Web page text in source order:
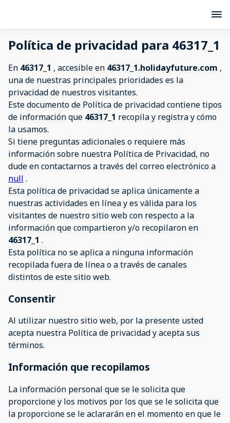
Política de privacidad para 46317_1
En 46317_1 , accesible en 46317_1.holidayfuture.com ,
una de nuestras principales prioridades es la
privacidad de nuestros visitantes.
Este documento de Política de privacidad contiene tipos
de información que 46317_1 recopila y registra y cómo
la usamos.
Si tiene preguntas adicionales o requiere más
información sobre nuestra Política de Privacidad, no
dude en contactarnos a través del correo electrónico a
null .
Esta política de privacidad se aplica únicamente a
nuestras actividades en línea y es válida para los
visitantes de nuestro sitio web con respecto a la
información que compartieron y/o recopilaron en
46317_1 .
Esta política no se aplica a ninguna información
recopilada fuera de línea o a través de canales
distintos de este sitio web.
Consentir
Al utilizar nuestro sitio web, por la presente usted
acepta nuestra Política de privacidad y acepta sus
términos.
Información que recopilamos
La información personal que se le solicita que
proporcione y los motivos por los que se le solicita que
la proporcione se le aclararán en el momento en que le